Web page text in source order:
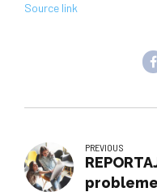
Source link
PREVIOUS